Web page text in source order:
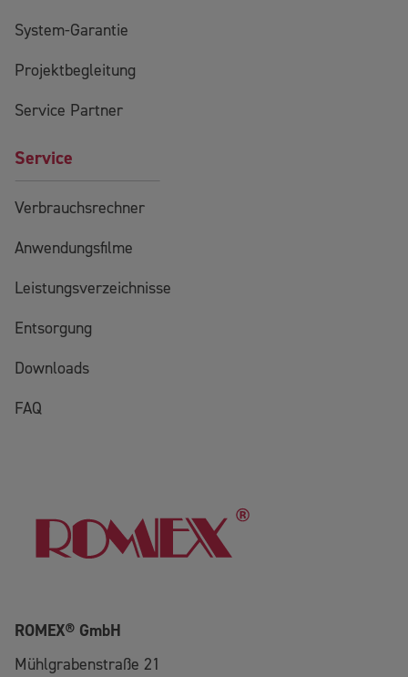
System-Garantie
Projektbegleitung
Service Partner
Service
Verbrauchsrechner
Anwendungsfilme
Leistungsverzeichnisse
Entsorgung
Downloads
FAQ
ROMEX® GmbH
Mühlgrabenstraße 21